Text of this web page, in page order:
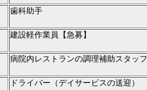
歯科助手
建設軽作業員【急募】
病院内レストランの調理補助スタッフ
ドライバー（デイサービスの送迎）